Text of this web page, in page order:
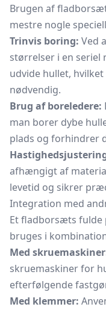
Brugen af
mestre nogle
Trinvis boring: Ved
størrelser i en
udvide hullet,
nødvendig.
Brug af boreledere:
man borer dybe
plads og forhindrer
afhængigt af
levetid og sikrer
Integration med
Et fladborsæts fulde
bruges i
Med
skruemaskinerfor
efterfølgende
Med klemmer: